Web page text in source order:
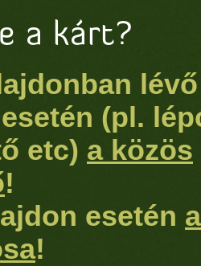
a kárt?
lévő
(pl.
etc) a közös
!
esetén
!